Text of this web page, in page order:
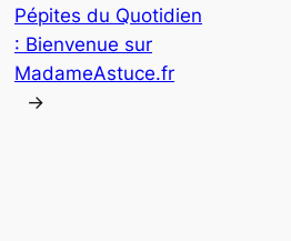
Pépites du Quotidien
: Bienvenue sur
MadameAstuce.fr
→